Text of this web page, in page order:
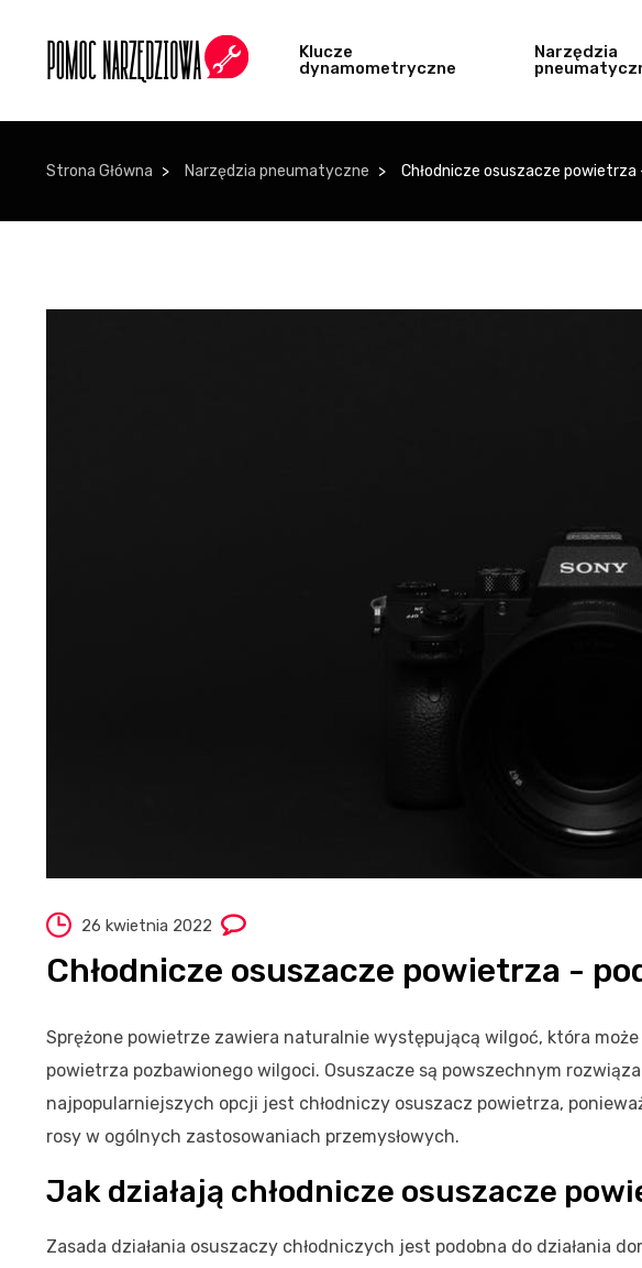
Klucze
dynamometryczne
Narzędzia
Strona Główna Narzędzia pneumatyczne Chłodnicze osuszacze
26 kwietnia 2022
Chłodnicze osuszacze powietrza -
Sprężone powietrze zawiera naturalnie występującą wilgoć, która
powietrza pozbawionego wilgoci. Osuszacze są powszechnym
najpopularniejszych opcji jest chłodniczy osuszacz powietrza,
rosy w ogólnych zastosowaniach przemysłowych.
Jak działają chłodnicze osuszacze
Zasada działania osuszaczy chłodniczych jest podobna do działania